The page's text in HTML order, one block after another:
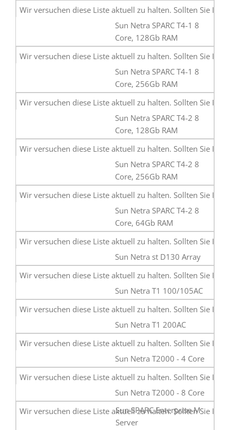
Sun Netra SPARC T4-1 8
Core, 128Gb RAM
Sun Netra SPARC T4-1 8
Core, 256Gb RAM
Sun Netra SPARC T4-2 8
Core, 128Gb RAM
Sun Netra SPARC T4-2 8
Core, 256Gb RAM
Sun Netra SPARC T4-2 8
Core, 64Gb RAM
Sun Netra st D130 Array
Sun Netra T1 100/105AC
Sun Netra T1 200AC
Sun Netra T2000 - 4 Core
Sun Netra T2000 - 8 Core
Sun SPARC Enterprise M
Server